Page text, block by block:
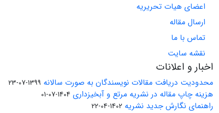
اعضای هیات تحریریه
ارسال مقاله
تماس با ما
نقشه سایت
اخبار و اعلانات
محدودیت دریافت مقالات نویسندگان به صورت سالانه 1399-07-23
هزینه چاپ مقاله در نشریه مرتع و آبخیزداری 1404-07-01
راهنمای نگارش جدید نشریه 1402-04-22